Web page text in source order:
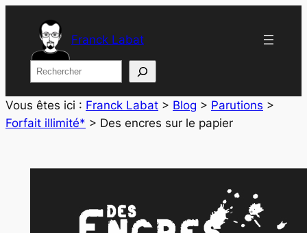
contenu
Franck Labat
Rechercher
Vous êtes ici : Franck Labat > Blog > Parutions >
Forfait illimité* > Des encres sur le papier